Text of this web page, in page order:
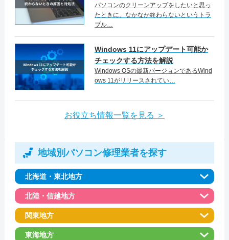
詳細は公式HPでご確認ください。
引用元：ファストPCリペア
料金・メニューを見る
公式サイトを見る
電話相談・お問い合わせ
0570-066-620
詳細は公式HPでご確認ください。
店舗網を誇り、個人のお客様から法人のサポ
ートまで幅広い層に対応しています。徳島市
内には店舗はありませんが、宅配での修理が
可能です。一番近い店舗、または、宅配修理
センターへお電話にてお問い合わせ後、パソ
コンを送れば預かりにて対応をしてもらえま
す。グループのスケールメリットを生かし、
高品質な補修パーツを使用しているため、
場合は、原則現金となっておりますが、各店
舗での宅配修理であればクレジットカードを
使用できる場合もございます。直接お問い合
わせください。
料金・メニューを見る
この業者の特徴
ケーズファクトリーは日本全国対応のパソコ
ン修理業者で、遠方の方も気軽に利用可能な
宅配修理サービスを行っています。 Windows
の起動トラブルやフリーズ、エラー、動作の
に、ハードディスク故障時のデータ救出も行
も圧倒的なコストパフォーマンスを実現して
います。デスクトップからノート、液晶一体
型パソコンまで、幅広い機種に対応してお
り、データの消失が懸念される修理でも、デ
ータ復旧サービスを活用すれば大切なファイ
ルを消すことなく修理が可能です。
特徴
カード決済 モバイル決済 法人対応可
データ保護 即日対応可 全メーカー対応
―
この業者の特徴
パソコン修理業者Digital☆Stationは、メーカー
製、ショップブランド、自作のパソコンな
パソコンのクリーンアップをしたいと思っ
たときに、なかなか終わらないというトラ
ブル…
Windows 11にアップデート可能か
チェックする方法を解説
Windows OSの最新バージョンであるWind
ows 11がリリースされてい…
お役立ち情報一覧を見る ＞
地域別パソコン修理業者を探す
北海道・東北地方
北陸・信越地方
関東地方
東海地方